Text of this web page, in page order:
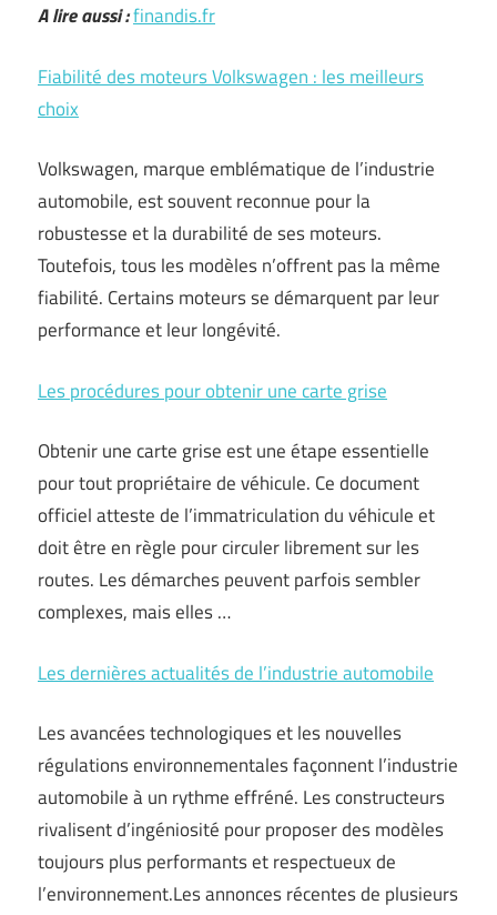
A lire aussi :finandis.fr
Fiabilité des moteurs Volkswagen : les meilleurs
choix
Volkswagen, marque emblématique de l’industrie
automobile, est souvent reconnue pour la
robustesse et la durabilité de ses moteurs.
Toutefois, tous les modèles n’offrent pas la même
fiabilité. Certains moteurs se démarquent par leur
performance et leur longévité.
Les procédures pour obtenir une carte grise
Obtenir une carte grise est une étape essentielle
pour tout propriétaire de véhicule. Ce document
officiel atteste de l’immatriculation du véhicule et
doit être en règle pour circuler librement sur les
routes. Les démarches peuvent parfois sembler
complexes, mais elles …
Les dernières actualités de l’industrie automobile
Les avancées technologiques et les nouvelles
régulations environnementales façonnent l’industrie
automobile à un rythme effréné. Les constructeurs
rivalisent d’ingéniosité pour proposer des modèles
toujours plus performants et respectueux de
l’environnement.Les annonces récentes de plusieurs